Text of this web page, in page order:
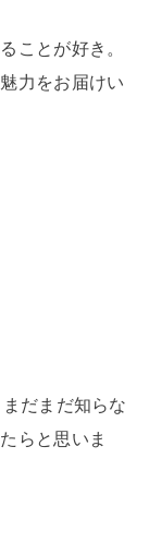
ことが好き。
力をお届けい
だまだ知らな
らと思いま